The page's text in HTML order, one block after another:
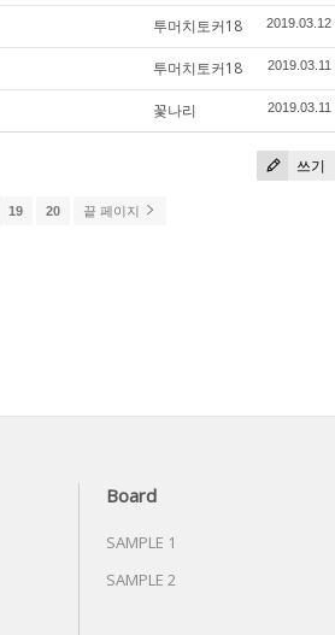
투머치토커18 2019.03.12
투머치토커18 2019.03.11
꽃나리 2019.03.11
쓰기
19 20 끝 페이지
Board
SAMPLE 1
SAMPLE 2